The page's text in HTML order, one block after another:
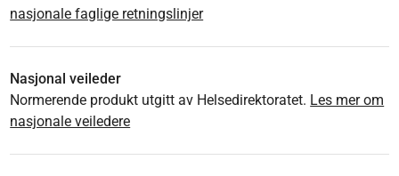
nasjonale faglige retningslinjer
Nasjonal veileder
Normerende produkt utgitt av Helsedirektoratet. Les mer om
nasjonale veiledere